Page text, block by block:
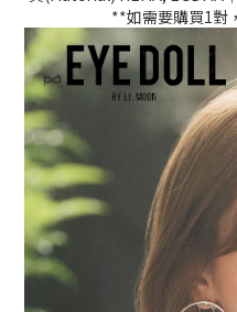
**如需要購買1對